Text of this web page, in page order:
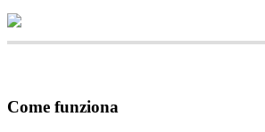
Come funziona